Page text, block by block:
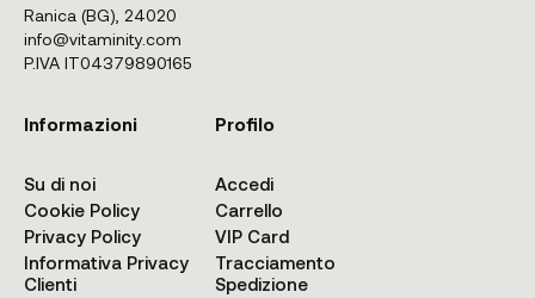
Ranica (BG), 24020
info@vitaminity.com
P.IVA IT04379890165
Informazioni
Su di noi
Cookie Policy
Privacy Policy
Informativa Privacy
Clienti
Profilo
Accedi
Carrello
VIP Card
Tracciamento
Spedizione